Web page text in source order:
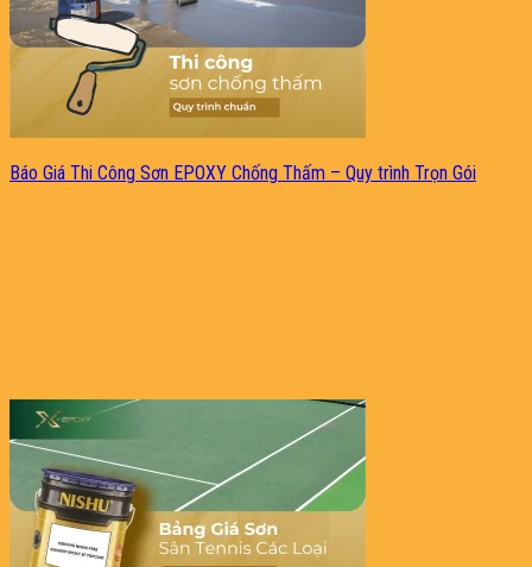
Báo Giá Thi Công Sơn EPOXY Chống Thấm – Quy trình Trọn Gói